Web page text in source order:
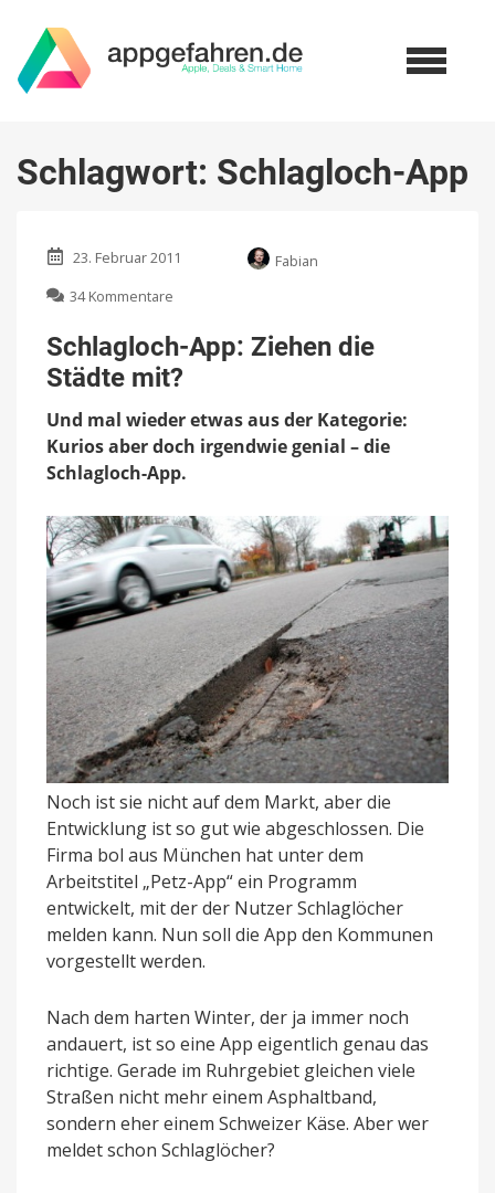
Schlagwort: Schlagloch-App
23. Februar 2011
Fabian
34 Kommentare
App:
Ziehen
die
mit?
Schlagloch-App: Ziehen die
Städte mit?
Und mal wieder etwas aus der Kategorie:
Kurios aber doch irgendwie genial – die
Schlagloch-App.
Noch ist sie nicht auf dem Markt, aber die
Entwicklung ist so gut wie abgeschlossen. Die
Firma bol aus München hat unter dem
Arbeitstitel „Petz-App“ ein Programm
entwickelt, mit der der Nutzer Schlaglöcher
melden kann. Nun soll die App den Kommunen
vorgestellt werden.
Nach dem harten Winter, der ja immer noch
andauert, ist so eine App eigentlich genau das
richtige. Gerade im Ruhrgebiet gleichen viele
Straßen nicht mehr einem Asphaltband,
sondern eher einem Schweizer Käse. Aber wer
meldet schon Schlaglöcher?